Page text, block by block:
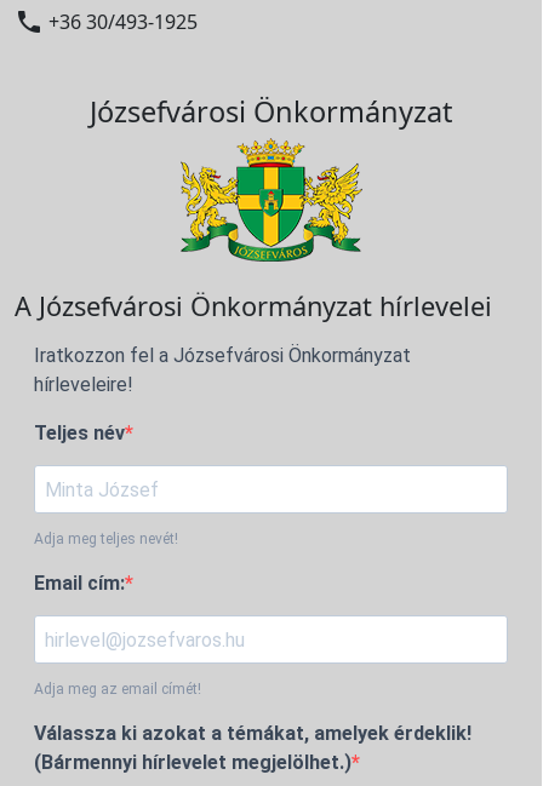
 +36 30/493-1925
Józsefvárosi Önkormányzat
A Józsefvárosi Önkormányzat hírlevelei
Iratkozzon fel a Józsefvárosi Önkormányzat
hírleveleire!
Teljes név
Adja meg teljes nevét!
Email cím:
Adja meg az email címét!
Válassza ki azokat a témákat, amelyek érdeklik!
(Bármennyi hírlevelet megjelölhet.)